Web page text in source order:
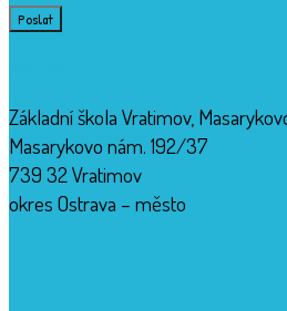
Základní škola Vratimov,
Masarykovo nám. 192/37
739 32 Vratimov
okres Ostrava – město